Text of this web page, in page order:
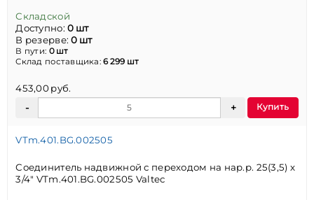
Складской
Доступно:0 шт
В резерве:0 шт
В пути: 0 шт
Склад поставщика:6 299 шт
453,00 руб.
Купить
VTm.401.BG.002505
Соединитель надвижной с переходом на нар.р. 25(3,5) х
3/4" VTm.401.BG.002505 Valtec